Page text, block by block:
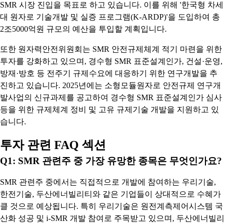
SMR 시장 진입을 목표로 하고 있습니다. 이를 위해 '한국형 차세
대 원자로 기술개발 및 실증 프로그램(K-ARDP)'을 도입하여 총
2조5000억원 규모의 예산을 투입할 계획입니다.
또한 원자력안전위원회는 SMR 안전규제체계 적기 마련을 위한
투자를 강화하고 있으며, 경수형 SMR 표준설계인가, 건설·운영,
방재·방호 등 전주기 규제수요에 대응하기 위한 연구개발을 추
진하고 있습니다. 2025년에는 소형모듈원자로 안전규제 연구개
발사업의 신규과제를 공고하여 경수형 SMR 표준설계인가 심사
등을 위한 규제체계 정비 및 고유 규제기술 개발을 지원하고 있
습니다.
투자 관련 FAQ 섹션
Q1: SMR 관련주 중 가장 유망한 종목은 무엇인가요?
SMR 관련주 중에서는 직접적으로 개발에 참여하는 우리기술,
한전기술, 두산에너빌리티와 같은 기업들이 상대적으로 수혜가
클 것으로 예상됩니다. 특히 우리기술은 원전계측제어시스템 국
산화 성공 및 i-SMR 개발 참여로 주목받고 있으며, 두산에너빌리